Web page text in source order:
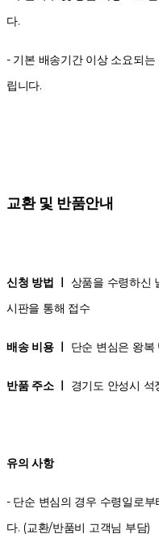
다.
- 기본 배송기간 이상 소요되
립니다.
교환 및 반품안내
신청 방법 ㅣ 상품을 수령하신
시판을 통해 접수
배송 비용 ㅣ 단순 변심은 왕
반품 주소 ㅣ 경기도 안성시 석
유의 사항
- 단순 변심의 경우 수령일로
다. (교환/반품비 고객님 부담)